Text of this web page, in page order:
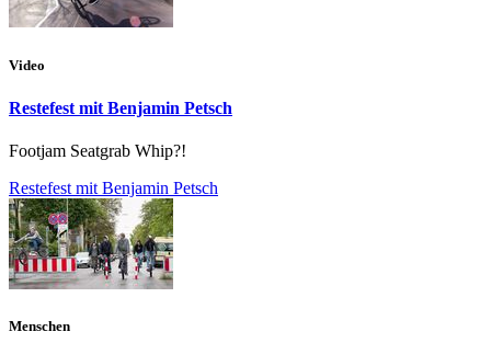
Video
Restefest mit Benjamin Petsch
Footjam Seatgrab Whip?!
Restefest mit Benjamin Petsch
Menschen